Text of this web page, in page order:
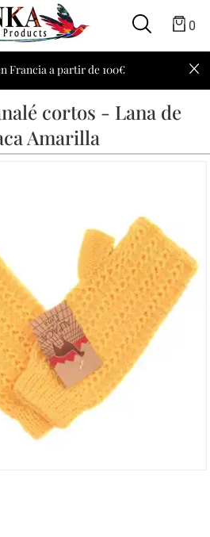
0
Francia a partir de 100€
cortos - Lana de
Amarilla